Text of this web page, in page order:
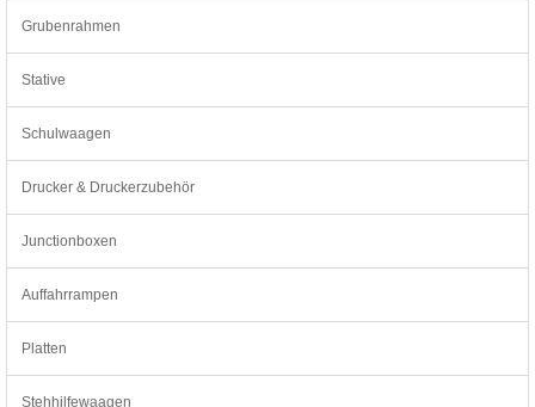
Grubenrahmen
Stative
Schulwaagen
Drucker & Druckerzubehör
Junctionboxen
Auffahrrampen
Platten
Stehhilfewaagen